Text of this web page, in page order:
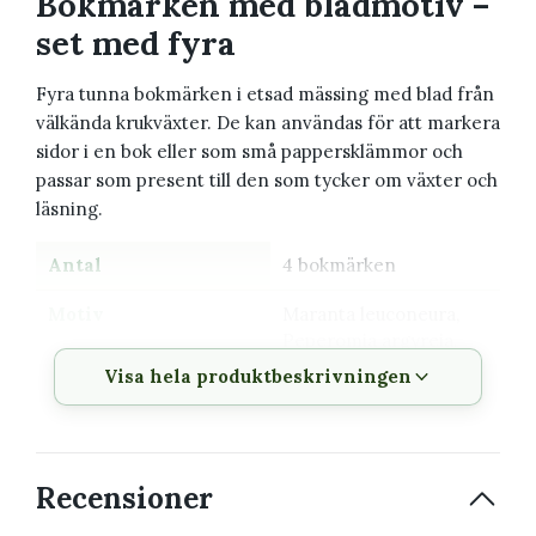
set med fyra
Fyra tunna bokmärken i etsad mässing med blad från
välkända krukväxter. De kan användas för att markera
sidor i en bok eller som små pappersklämmor och
passar som present till den som tycker om växter och
läsning.
Antal 4 bokmärken
Caladium bicolor och
Begonia maculata
Visa hela produktbeskrivningen
Recensioner